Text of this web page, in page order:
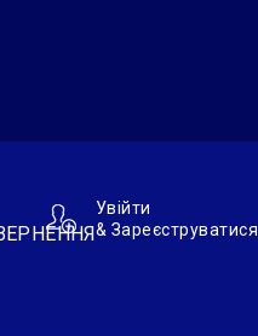
Увійти
& Зареєструватися